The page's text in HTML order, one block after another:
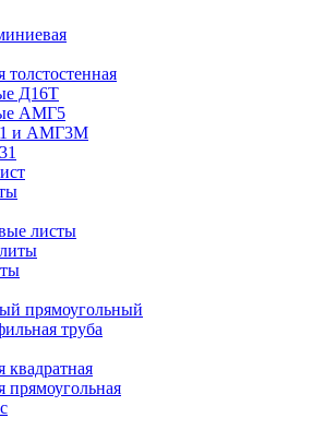
Д16Т
АМГ5
и АМГ3М
листы
труба
квадратная
прямоугольная